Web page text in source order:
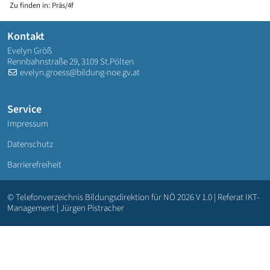
Zu finden in: Präs/4f
Kontakt
Evelyn Größ
Rennbahnstraße 29, 3109 St.Pölten
evelyn.groess@bildung-noe.gv.at
Service
Impressum
Datenschutz
Barrierefreiheit
© Telefonverzeichnis Bildungsdirektion für NÖ 2026 V 1.0 | Referat IKT-
Management | Jürgen Pistracher